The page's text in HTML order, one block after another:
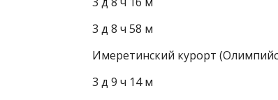
3 д 8 ч 58 м
Имеретинский курорт
3 д 9 ч 14 м